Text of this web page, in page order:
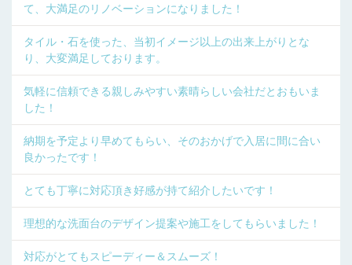
て、大満足のリノベーションになりました！
タイル・石を使った、当初イメージ以上の出来上がりとな
り、大変満足しております。
気軽に信頼できる親しみやすい素晴らしい会社だとおもいま
した！
納期を予定より早めてもらい、そのおかげで入居に間に合い
良かったです！
とても丁寧に対応頂き好感が持て紹介したいです！
理想的な洗面台のデザイン提案や施工をしてもらいました！
対応がとてもスピーディー＆スムーズ！